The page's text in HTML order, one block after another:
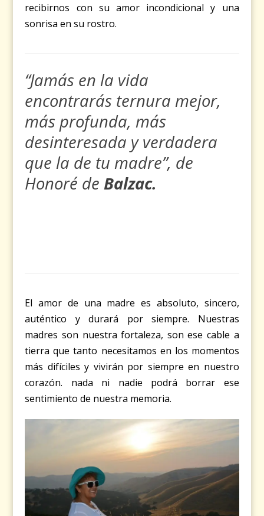
recibirnos con su amor incondicional y una
sonrisa en su rostro.
“Jamás en la vida
encontrarás ternura mejor,
más profunda, más
desinteresada y verdadera
que la de tu madre”, de
Honoré deBalzac.
El amor de una madre es absoluto, sincero,
auténtico y durará por siempre. Nuestras
madres son nuestra fortaleza, son ese cable a
tierra que tanto necesitamos en los momentos
más difíciles y vivirán por siempre en nuestro
corazón. nada ni nadie podrá borrar ese
sentimiento de nuestra memoria.